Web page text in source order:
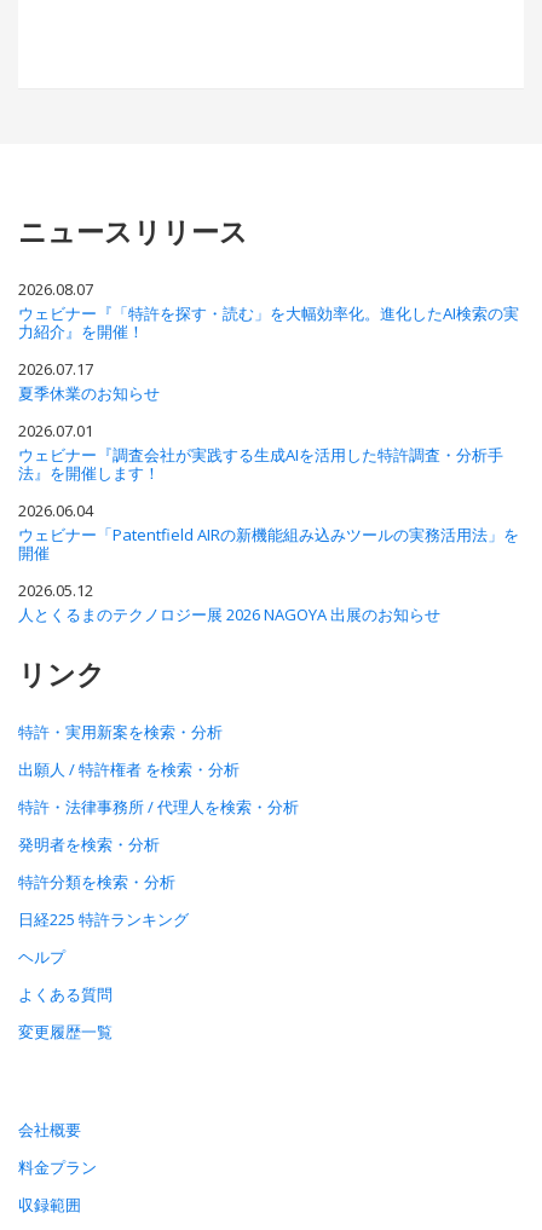
ニュースリリース
2026.08.07
ウェビナー『「特許を探す・読む」を大幅効率化。進化したAI検索の実
力紹介』を開催！
2026.07.17
夏季休業のお知らせ
2026.07.01
ウェビナー『調査会社が実践する生成AIを活用した特許調査・分析手
法』を開催します！
2026.06.04
ウェビナー「Patentfield AIRの新機能組み込みツールの実務活用法」を
開催
2026.05.12
人とくるまのテクノロジー展 2026 NAGOYA 出展のお知らせ
リンク
特許・実用新案を検索・分析
出願人 / 特許権者 を検索・分析
特許・法律事務所 / 代理人を検索・分析
発明者を検索・分析
特許分類を検索・分析
日経225 特許ランキング
ヘルプ
よくある質問
変更履歴一覧
会社概要
料金プラン
収録範囲